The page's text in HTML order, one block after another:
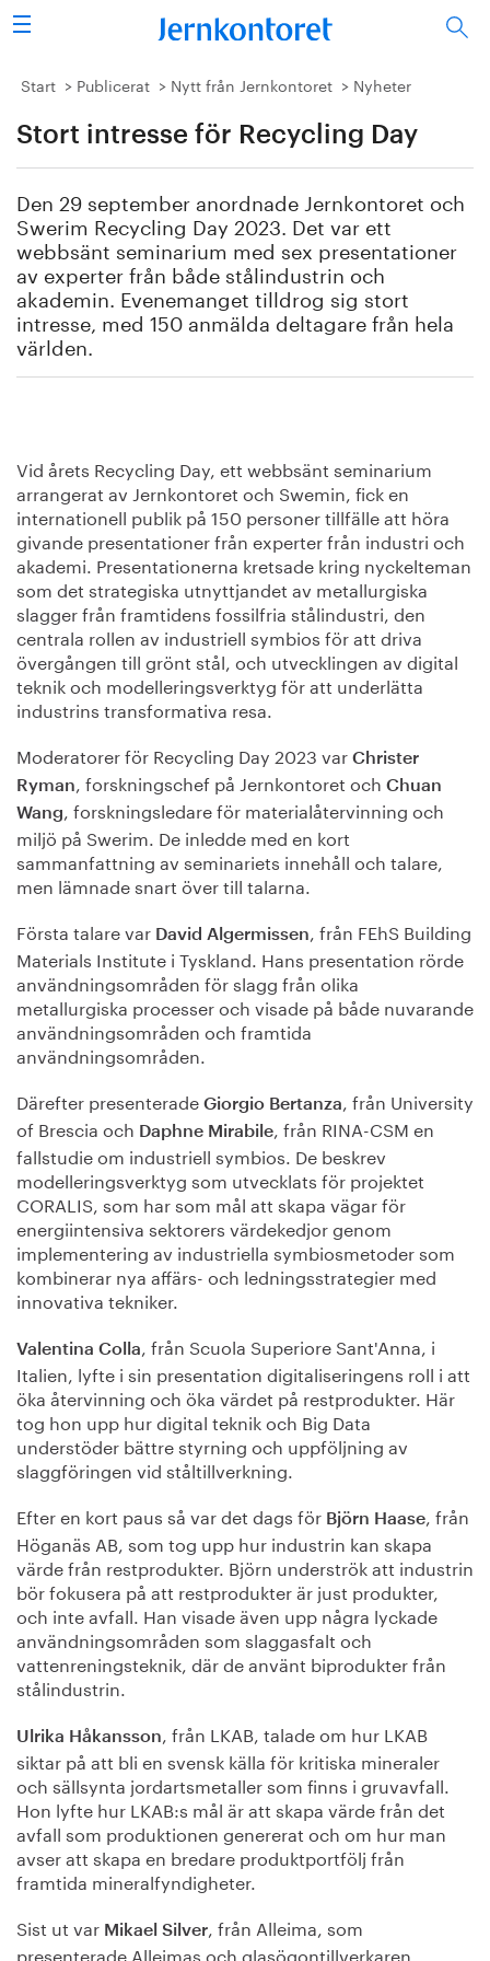
Sök
Stålindustrin
Vision 2050
Forskning/utbildning
Energi/miljö
Vi tycker
Publicerat
Om oss
Start Publicerat Nytt från Jernkontoret Nyheter
Stort intresse för Recycling Day
Den 29 september anordnade Jernkontoret och
Swerim Recycling Day 2023. Det var ett
webbsänt seminarium med sex presentationer
av experter från både stålindustrin och
akademin. Evenemanget tilldrog sig stort
intresse, med 150 anmälda deltagare från hela
världen.
Vid årets Recycling Day, ett webbsänt seminarium
arrangerat av Jernkontoret och Swemin, fick en
internationell publik på 150 personer tillfälle att höra
givande presentationer från experter från industri och
akademi. Presentationerna kretsade kring nyckelteman
som det strategiska utnyttjandet av metallurgiska
slagger från framtidens fossilfria stålindustri, den
centrala rollen av industriell symbios för att driva
övergången till grönt stål, och utvecklingen av digital
teknik och modelleringsverktyg för att underlätta
industrins transformativa resa.
Moderatorer för Recycling Day 2023 var Christer
Ryman, forskningschef på Jernkontoret och Chuan
Wang, forskningsledare för materialåtervinning och
miljö på Swerim. De inledde med en kort
sammanfattning av seminariets innehåll och talare,
men lämnade snart över till talarna.
Första talare var David Algermissen, från FEhS Building
Materials Institute i Tyskland. Hans presentation rörde
användningsområden för slagg från olika
metallurgiska processer och visade på både nuvarande
användningsområden och framtida
användningsområden.
Därefter presenterade Giorgio Bertanza, från University
of Brescia och Daphne Mirabile, från RINA-CSM en
fallstudie om industriell symbios. De beskrev
modelleringsverktyg som utvecklats för projektet
CORALIS, som har som mål att skapa vägar för
energiintensiva sektorers värdekedjor genom
implementering av industriella symbiosmetoder som
kombinerar nya affärs- och ledningsstrategier med
innovativa tekniker.
Valentina Colla, från Scuola Superiore Sant'Anna, i
Italien, lyfte i sin presentation digitaliseringens roll i att
öka återvinning och öka värdet på restprodukter. Här
tog hon upp hur digital teknik och Big Data
understöder bättre styrning och uppföljning av
slaggföringen vid ståltillverkning.
Efter en kort paus så var det dags för Björn Haase, från
Höganäs AB, som tog upp hur industrin kan skapa
värde från restprodukter. Björn underströk att industrin
bör fokusera på att restprodukter är just produkter,
och inte avfall. Han visade även upp några lyckade
användningsområden som slaggasfalt och
vattenreningsteknik, där de använt biprodukter från
stålindustrin.
Ulrika Håkansson, från LKAB, talade om hur LKAB
siktar på att bli en svensk källa för kritiska mineraler
och sällsynta jordartsmetaller som finns i gruvavfall.
Hon lyfte hur LKAB:s mål är att skapa värde från det
avfall som produktionen genererat och om hur man
avser att skapa en bredare produktportfölj från
framtida mineralfyndigheter.
Sist ut var Mikael Silver, från Alleima, som
presenterade Alleimas och glasögontillverkaren